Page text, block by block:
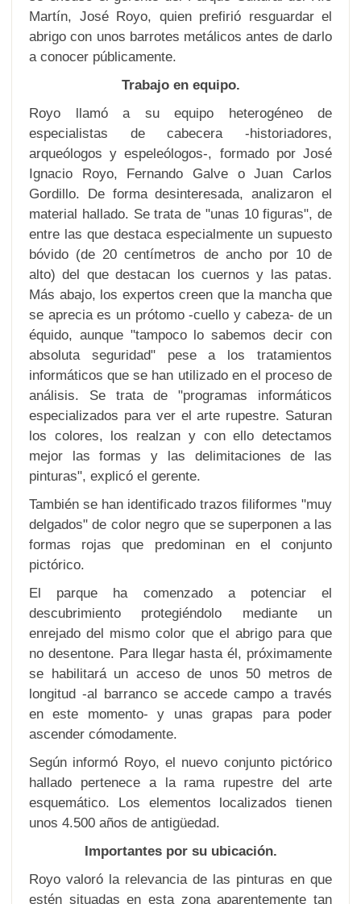
Martín, José Royo, quien prefirió resguardar el
abrigo con unos barrotes metálicos antes de darlo
a conocer públicamente.
Trabajo en equipo.
Royo llamó a su equipo heterogéneo de
especialistas de cabecera -historiadores,
arqueólogos y espeleólogos-, formado por José
Ignacio Royo, Fernando Galve o Juan Carlos
Gordillo. De forma desinteresada, analizaron el
material hallado. Se trata de "unas 10 figuras", de
entre las que destaca especialmente un supuesto
bóvido (de 20 centímetros de ancho por 10 de
alto) del que destacan los cuernos y las patas.
Más abajo, los expertos creen que la mancha que
se aprecia es un prótomo -cuello y cabeza- de un
équido, aunque "tampoco lo sabemos decir con
absoluta seguridad" pese a los tratamientos
informáticos que se han utilizado en el proceso de
análisis. Se trata de "programas informáticos
especializados para ver el arte rupestre. Saturan
los colores, los realzan y con ello detectamos
mejor las formas y las delimitaciones de las
pinturas", explicó el gerente.
También se han identificado trazos filiformes "muy
delgados" de color negro que se superponen a las
formas rojas que predominan en el conjunto
pictórico.
El parque ha comenzado a potenciar el
descubrimiento protegiéndolo mediante un
enrejado del mismo color que el abrigo para que
no desentone. Para llegar hasta él, próximamente
se habilitará un acceso de unos 50 metros de
longitud -al barranco se accede campo a través
en este momento- y unas grapas para poder
ascender cómodamente.
Según informó Royo, el nuevo conjunto pictórico
hallado pertenece a la rama rupestre del arte
esquemático. Los elementos localizados tienen
unos 4.500 años de antigüedad.
Importantes por su ubicación.
Royo valoró la relevancia de las pinturas en que
estén situadas en esta zona aparentemente tan